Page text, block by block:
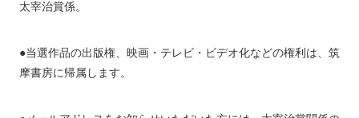
太宰治賞係。
●当選作品の出版権、映画・テレビ・ビデオ化などの権利は、筑
摩書房に帰属します。